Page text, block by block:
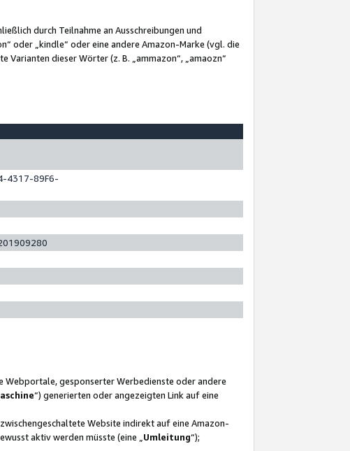
durch Teilnahme an Ausschreibungen und
oder „kindle“ oder eine andere Amazon-Marke (vgl. die
Varianten dieser Wörter (z. B. „ammazon“, „amaozn“
4317-89F6-
Webportale, gesponserter Werbedienste oder andere
“) generierten oder angezeigten Link auf eine
Website indirekt auf eine Amazon-
aktiv werden müsste (eine „ Umleitung“);